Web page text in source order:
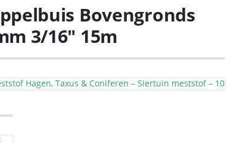
Bovengronds
3/16″ 15m
Hagen, Taxus & Coniferen – Siertuin meststof – 10